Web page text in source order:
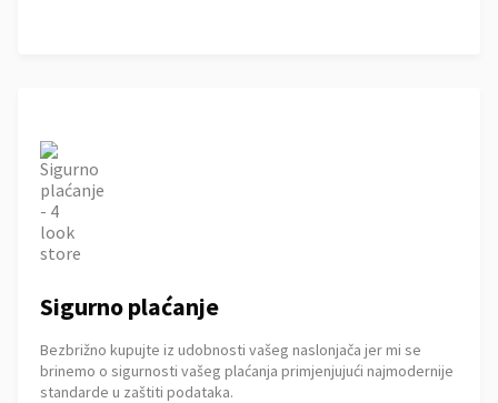
Sigurno plaćanje
Bezbrižno kupujte iz udobnosti vašeg naslonjača jer mi se
brinemo o sigurnosti vašeg plaćanja primjenjujući najmodernije
standarde u zaštiti podataka.